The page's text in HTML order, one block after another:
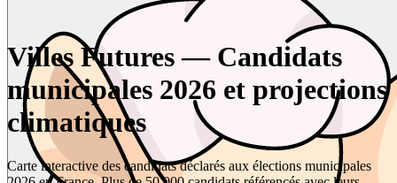
Villes Futures — Candidats
municipales 2026 et projections
climatiques
Carte interactive des candidats déclarés aux élections municipales